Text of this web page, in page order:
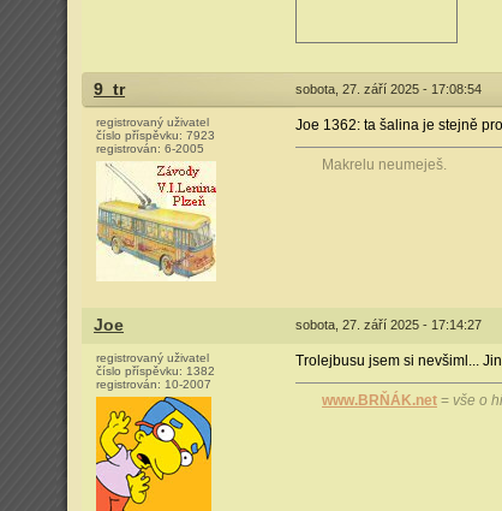
9_tr sobota, 27. září 2025 - 17:08:54
registrovaný uživatel
číslo příspěvku: 7923
registrován: 6-2005
Joe 1362: ta šalina je stejně
Makrelu neumeješ.
Joe sobota, 27. září 2025 - 17:14:27
registrovaný uživatel
číslo příspěvku: 1382
registrován: 10-2007
Trolejbusu jsem si nevšiml...
www.BRŇÁK.net = vše o